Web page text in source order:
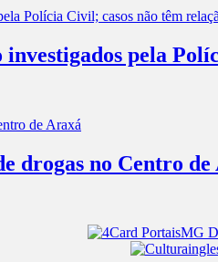
pela
drogas no Centro de